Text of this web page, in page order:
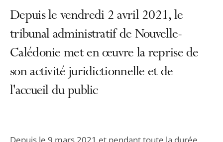
Depuis le vendredi 2 avril 2021, le
tribunal administratif de Nouvelle-
Calédonie met en œuvre la reprise de
son activité juridictionnelle et de
l'accueil du public